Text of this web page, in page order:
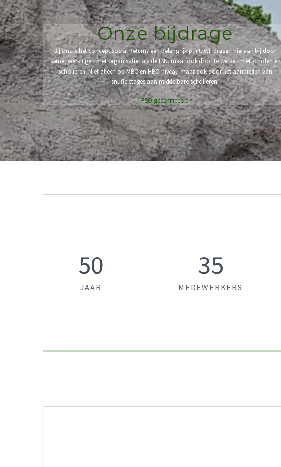
Onze bijdrage
Bij ons is het concept Social Returns een belangrijk punt. Wij dragen hieraan bij door
samenwerkingen met organisaties als de IBN, maar ook door te werken met scholen en
scholieren. Niet alleen op MBO en HBO niveau maar ook door het aanbieden van
snuffelstages aan middelbare scholieren.
PSO gecertificeerd
50
JAAR
35
MEDEWERKERS